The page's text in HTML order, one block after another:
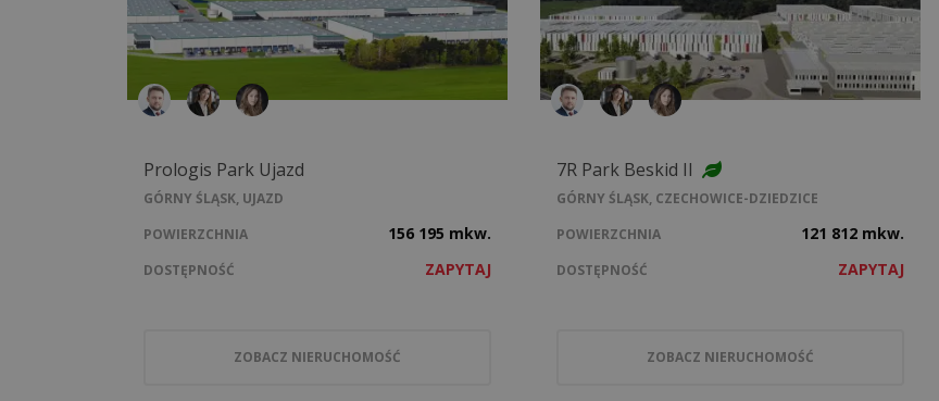
Prologis Park Ujazd
GÓRNY ŚLĄSK, UJAZD
POWIERZCHNIA
156 195 mkw.
DOSTĘPNOŚĆ ZAPYTAJ
ZOBACZ NIERUCHOMOŚĆ
7R Park Beskid II
GÓRNY ŚLĄSK, CZECHOWICE-DZIEDZICE
POWIERZCHNIA
121 812 mkw.
DOSTĘPNOŚĆ ZAPYTAJ
ZOBACZ NIERUCHOMOŚĆ